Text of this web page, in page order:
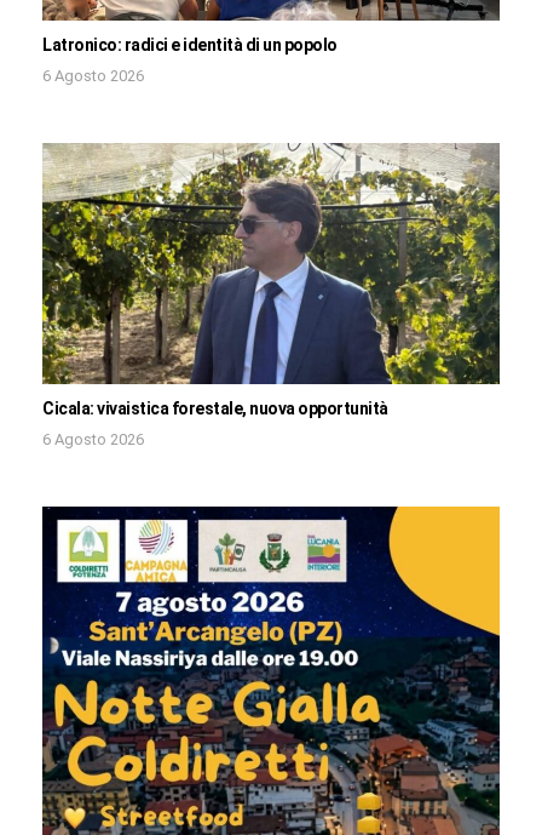
Latronico: radici e identità di un popolo
6 Agosto 2026
Cicala: vivaistica forestale, nuova opportunità
6 Agosto 2026